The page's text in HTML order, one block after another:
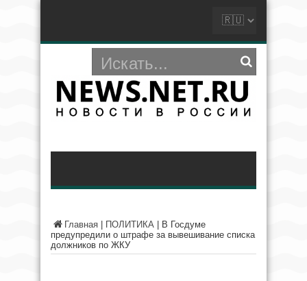
Главная ПОЛИТИКА
В Госдуме
предупредили о штрафе за вывешивание списка
должников по ЖКУ